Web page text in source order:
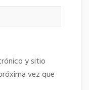
y sitio
vez que